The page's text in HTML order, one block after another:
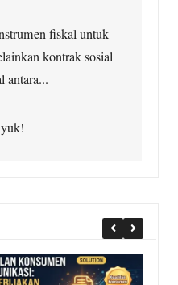
fiskal untuk
kontrak sosial
antara...